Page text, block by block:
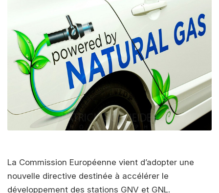
La Commission Européenne vient d’adopter une
nouvelle directive destinée à accélérer le
développement des stations GNV et GNL.